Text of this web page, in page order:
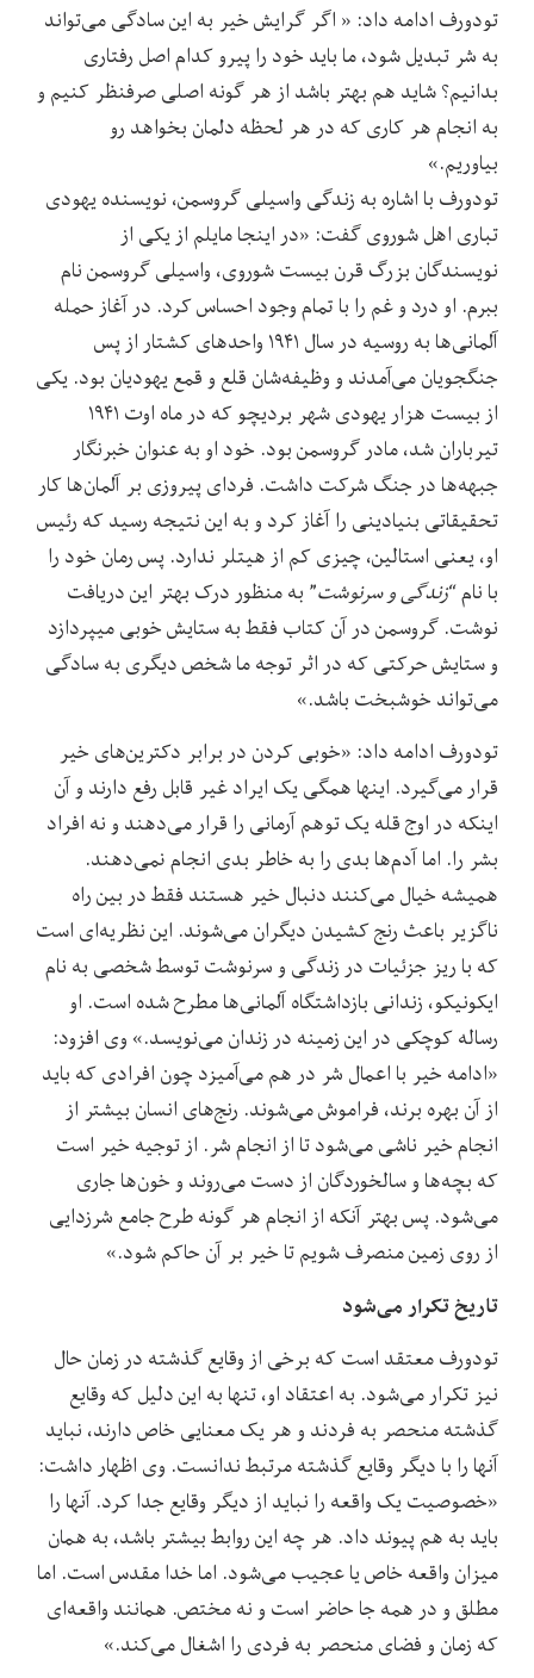
تودورف ادامه داد: « اگر گرایش خیر به این سادگی می‌تواند
به شر تبدیل شود، ما باید خود را پیرو کدام اصل رفتاری
بدانیم؟ شاید هم بهتر باشد از هر گونه اصلی صرفنظر کنیم و
به انجام هر کاری که در هر لحظه دلمان بخواهد رو
بیاوریم.»
تودورف با اشاره به زندگی واسیلی گروسمن، نویسنده یهودی
تباری اهل شوروی گفت: «در اینجا مایلم از یکی از
نویسندگان بزرگ قرن بیست شوروی، واسیلی گروسمن نام
ببرم. او درد و غم را با تمام وجود احساس کرد. در آغاز حمله
آلمانی‌ها به روسیه در سال ۱۹۴۱ واحدهای کشتار از پس
جنگجویان می‌آمدند و وظیفه‌شان قلع و قمع یهودیان بود. یکی
از بیست هزار یهودی شهر بردیچو که در ماه اوت ۱۹۴۱
تیرباران شد، مادر گروسمن بود. خود او به عنوان خبرنگار
جبهه‌ها در جنگ شرکت داشت. فردای پیروزی بر آلمان‌ها کار
تحقیقاتی بنیادینی را آغاز کرد و به این نتیجه رسید که رئیس
او، یعنی استالین، چیزی کم از هیتلر ندارد. پس رمان خود را
با نام “زندگی و سرنوشت” به منظور درک بهتر این دریافت
نوشت. گروسمن در آن کتاب فقط به ستایش خوبی میپردازد
و ستایش حرکتی که در اثر توجه ما شخص دیگری به سادگی
می‌تواند خوشبخت باشد.»
تودورف ادامه داد: «خوبی کردن در برابر دکترین‌های خیر
قرار می‌گیرد. اینها همگی یک ایراد غیر قابل رفع دارند و آن
اینکه در اوج قله یک توهم آرمانی را قرار می‌دهند و نه افراد
بشر را. اما آدم‌ها بدی را به خاطر بدی انجام نمی‌دهند.
همیشه خیال می‌کنند دنبال خیر هستند فقط در بین راه
ناگزیر باعث رنج کشیدن دیگران می‌شوند. این نظریه‌ای است
که با ریز جزئیات در زندگی و سرنوشت توسط شخصی به نام
ایکونیکو، زندانی بازداشتگاه آلمانی‌ها مطرح شده است. او
رساله کوچکی در این زمینه در زندان می‌نویسد.» وی افزود:
«ادامه خیر با اعمال شر در هم می‌آمیزد چون افرادی که باید
از آن بهره برند، فراموش می‌شوند. رنج‌های انسان بیشتر از
انجام خیر ناشی می‌شود تا از انجام شر. از توجیه خیر است
که بچه‌ها و سالخوردگان از دست می‌روند و خون‌ها جاری
می‌شود. پس بهتر آنکه از انجام هر گونه طرح جامع شرزدایی
از روی زمین منصرف شویم تا خیر بر آن حاکم شود.»
تاریخ تکرار می‌شود
تودورف معتقد است که برخی از وقایع گذشته در زمان حال
نیز تکرار می‌شود. به اعتقاد او، تنها به این دلیل که وقایع
گذشته منحصر به فردند و هر یک معنایی خاص دارند، نباید
آنها را با دیگر وقایع گذشته مرتبط ندانست. وی اظهار داشت:
«خصوصیت یک واقعه را نباید از دیگر وقایع جدا کرد. آنها را
باید به هم پیوند داد. هر چه این روابط بیشتر باشد، به همان
میزان واقعه خاص یا عجیب می‌شود. اما خدا مقدس است. اما
مطلق و در همه جا حاضر است و نه مختص. همانند واقعه‌ای
که زمان و فضای منحصر به فردی را اشغال می‌کند.»